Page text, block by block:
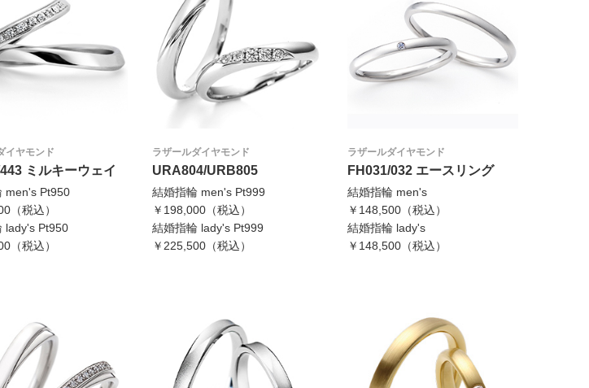
イヤモンド
ミルキーウェイ
men's Pt950
（税込）
lady's Pt950
（税込）
ラザールダイヤモンド
URA804/URB805
結婚指輪 men's Pt999
￥198,000（税込）
結婚指輪 lady's Pt999
￥225,500（税込）
ラザールダイヤモンド
FH031/032 エースリング
結婚指輪 men's
￥148,500（税込）
結婚指輪 lady's
￥148,500（税込）